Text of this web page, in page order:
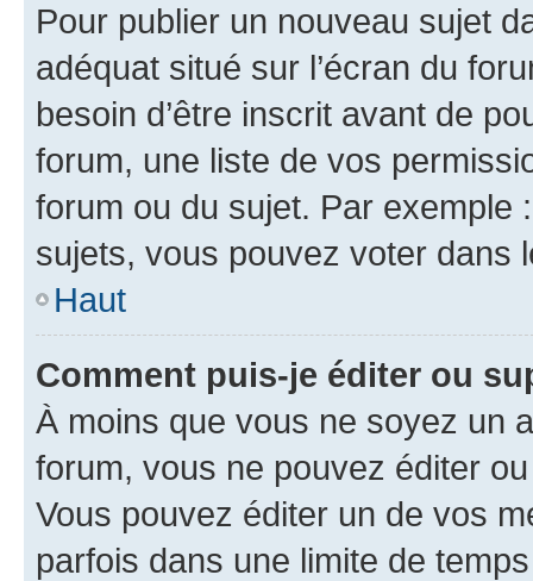
Pour publier un nouveau sujet
adéquat situé sur l’écran du
besoin d’être inscrit avant de
forum, une liste de vos
forum ou du sujet. Par exemple
sujets, vous pouvez voter dans
Haut
Comment puis-je éditer ou
À moins que vous ne soyez un
forum, vous ne pouvez éditer
Vous pouvez éditer un de vos
parfois dans une limite de